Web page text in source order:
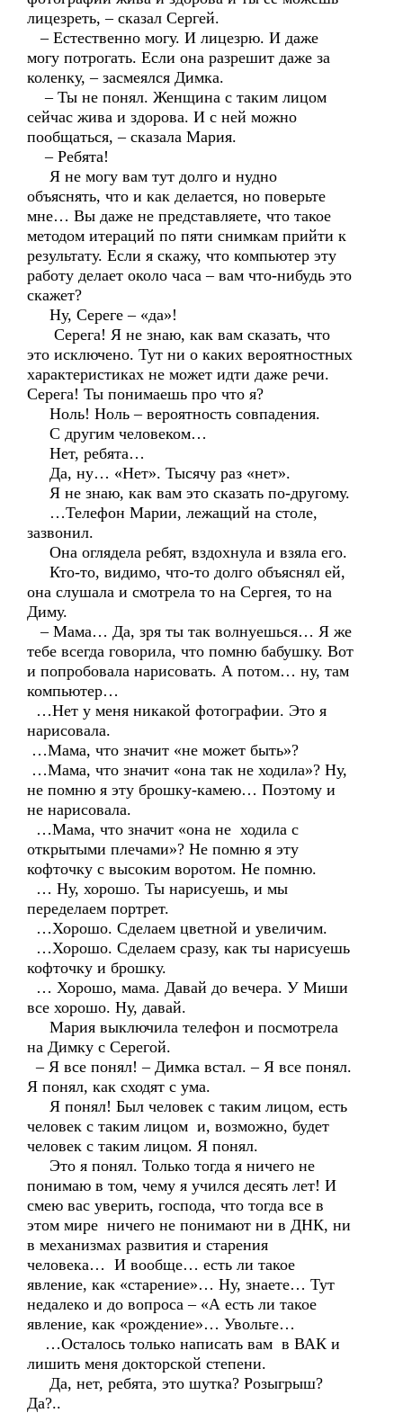
лицезреть, – сказал Сергей.
– Естественно могу. И лицезрю. И даже
могу потрогать. Если она разрешит даже за
коленку, – засмеялся Димка.
– Ты не понял. Женщина с таким лицом
сейчас жива и здорова. И с ней можно
пообщаться, – сказала Мария.
– Ребята!
Я не могу вам тут долго и нудно
объяснять, что и как делается, но поверьте
мне… Вы даже не представляете, что такое
методом итераций по пяти снимкам прийти к
результату. Если я скажу, что компьютер эту
работу делает около часа – вам что-нибудь это
скажет?
Ну, Сереге – «да»!
Серега! Я не знаю, как вам сказать, что
это исключено. Тут ни о каких вероятностных
характеристиках не может идти даже речи.
Серега! Ты понимаешь про что я?
Ноль! Ноль – вероятность совпадения.
С другим человеком…
Нет, ребята…
Да, ну… «Нет». Тысячу раз «нет».
Я не знаю, как вам это сказать по-другому.
…Телефон Марии, лежащий на столе,
зазвонил.
Она оглядела ребят, вздохнула и взяла его.
Кто-то, видимо, что-то долго объяснял ей,
она слушала и смотрела то на Сергея, то на
Диму.
– Мама… Да, зря ты так волнуешься… Я же
тебе всегда говорила, что помню бабушку. Вот
и попробовала нарисовать. А потом… ну, там
компьютер…
…Нет у меня никакой фотографии. Это я
нарисовала.
…Мама, что значит «не может быть»?
…Мама, что значит «она так не ходила»? Ну,
не помню я эту брошку-камею… Поэтому и
не нарисовала.
…Мама, что значит «она не ходила с
открытыми плечами»? Не помню я эту
кофточку с высоким воротом. Не помню.
… Ну, хорошо. Ты нарисуешь, и мы
переделаем портрет.
…Хорошо. Сделаем цветной и увеличим.
…Хорошо. Сделаем сразу, как ты нарисуешь
кофточку и брошку.
… Хорошо, мама. Давай до вечера. У Миши
все хорошо. Ну, давай.
Мария выключила телефон и посмотрела
на Димку с Серегой.
– Я все понял! – Димка встал. – Я все понял.
Я понял, как сходят с ума.
Я понял! Был человек с таким лицом, есть
человек с таким лицом и, возможно, будет
человек с таким лицом. Я понял.
Это я понял. Только тогда я ничего не
понимаю в том, чему я учился десять лет! И
смею вас уверить, господа, что тогда все в
этом мире ничего не понимают ни в ДНК, ни
в механизмах развития и старения
человека… И вообще… есть ли такое
явление, как «старение»… Ну, знаете… Тут
недалеко и до вопроса – «А есть ли такое
явление, как «рождение»… Увольте…
…Осталось только написать вам в ВАК и
лишить меня докторской степени.
Да, нет, ребята, это шутка? Розыгрыш?
Да?..